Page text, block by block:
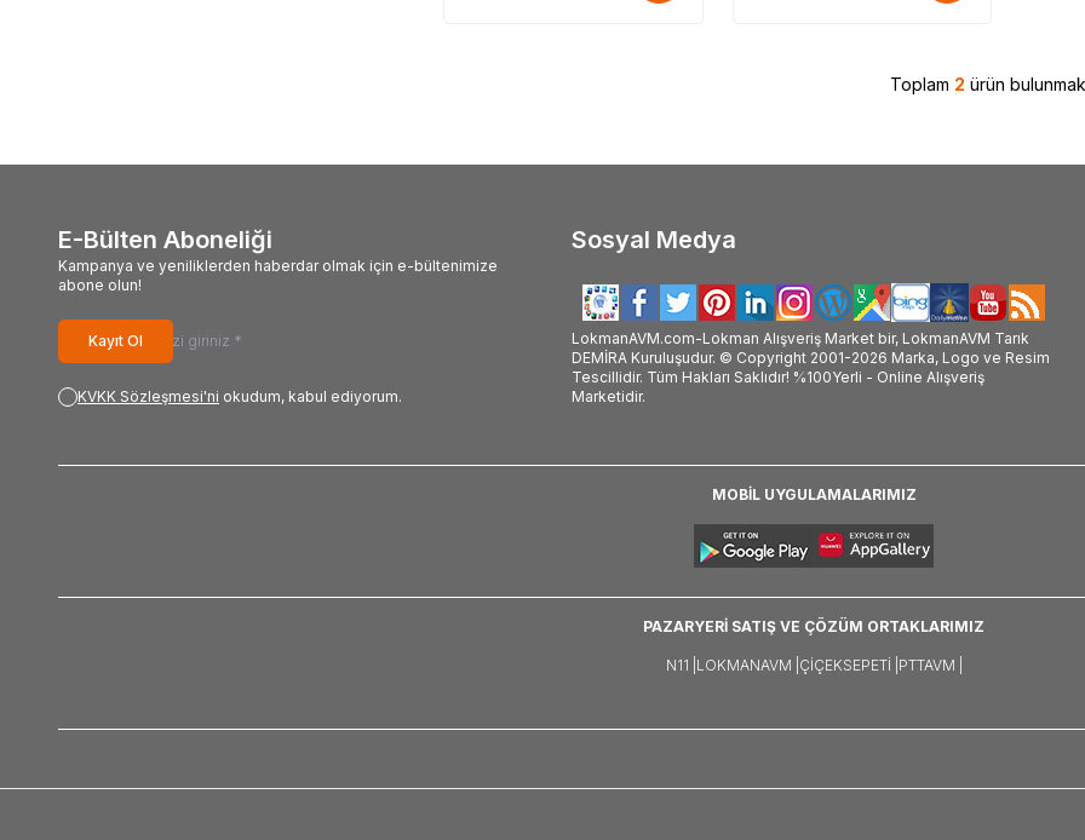
Toplam 2 ürün
E-Bülten Aboneliği
Kampanya ve yeniliklerden haberdar olmak için e-bültenimize
abone olun!
Kayıt Ol
KVKK Sözleşmesi'ni okudum, kabul ediyorum.
Sosyal Medya
LokmanAVM.com-Lokman Alışveriş Market bir, LokmanAVM Tarık
DEMİRA Kuruluşudur. © Copyright 2001-2026 Marka, Logo ve Resim
Tescillidir. Tüm Hakları Saklıdır! %100Yerli - Online Alışveriş
Marketidir.
MOBİL UYGULAMALARIMIZ
PAZARYERİ SATIŞ VE ÇÖZÜM ORTAKLARIMIZ
N11 | LOKMANAVM | ÇIÇEKSEPETI | PTTAVM |